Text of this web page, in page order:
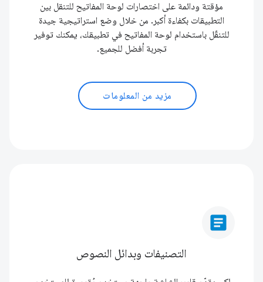
مؤقتة ودائمة على اختصارات لوحة المفاتيح للتنقل بين
التطبيقات بكفاءة أكبر. من خلال وضع استراتيجية جيدة
للتنقّل باستخدام لوحة المفاتيح في تطبيقك، يمكنك توفير
تجربة أفضل للجميع.
مزيد من المعلومات
article
التصنيفات وبدائل النصوص